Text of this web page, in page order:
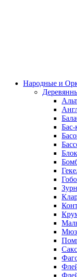
Народные и
Бас-